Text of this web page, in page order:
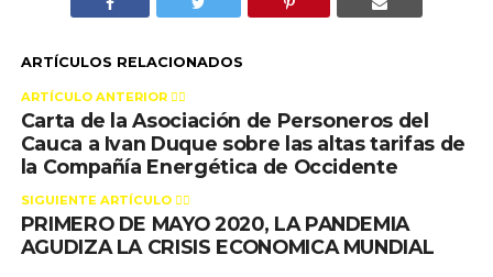
ARTÍCULOS RELACIONADOS
ARTÍCULO ANTERIOR 👉🏻
Carta de la Asociación de Personeros del
Cauca a Ivan Duque sobre las altas tarifas de
la Compañía Energética de Occidente
SIGUIENTE ARTÍCULO 👈🏻
PRIMERO DE MAYO 2020, LA PANDEMIA
AGUDIZA LA CRISIS ECONOMICA MUNDIAL